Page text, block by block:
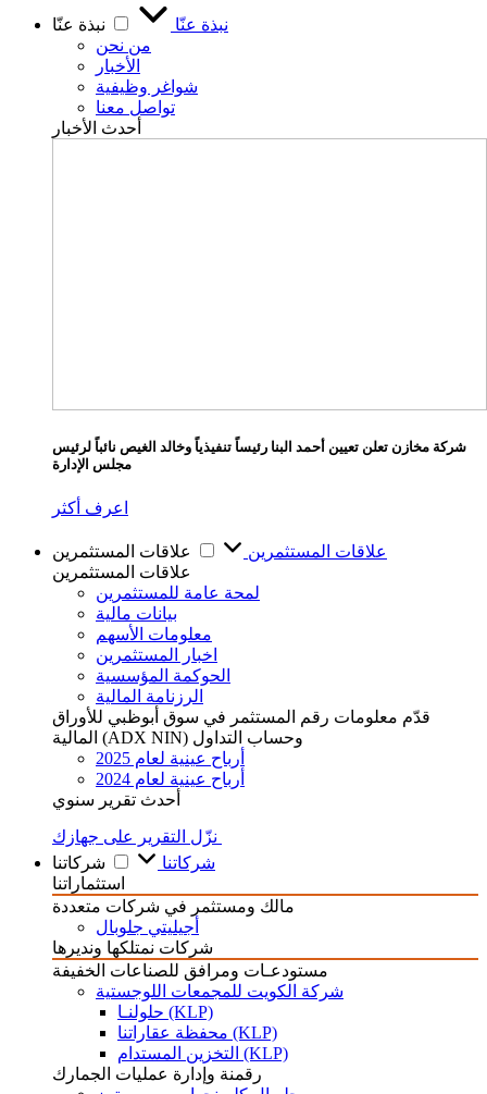
نبذة عنّا
نبذة عنّا
من نحن
الأخبار
شواغر وظيفية
تواصل معنا
أحدث الأخبار
شركة مخازن تعلن تعيين أحمد البنا رئيساً تنفيذياً وخالد الغيص نائباً لرئيس
مجلس الإدارة
اعرف أكثر
علاقات المستثمرين
علاقات المستثمرين
علاقات المستثمرين
لمحة عامة للمستثمرين
بيانات مالية
معلومات الأسهم
اخبار المستثمرين
الحوكمة المؤسسية
الرزنامة المالية
قدّم معلومات رقم المستثمر في سوق أبوظبي للأوراق
المالية (ADX NIN) وحساب التداول
أرباح عينية لعام 2025
أرباح عينية لعام 2024
أحدث تقرير سنوي
نزّل التقرير على جهازك
شركاتنا
شركاتنا
استثماراتنا
مالك ومستثمر في شركات متعددة
أجيليتي جلوبال
شركات نمتلكها ونديرها
مستودعـات ومرافق للصناعات الخفيفة
شركة الكويت للمجمعات اللوجستية
حلولنـا (KLP)
محفظة عقاراتنا (KLP)
التخزين المستدام (KLP)
رقمنة وإدارة عمليات الجمارك